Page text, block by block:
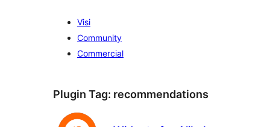
Visi
Community
Commercial
Plugin Tag: recommendations